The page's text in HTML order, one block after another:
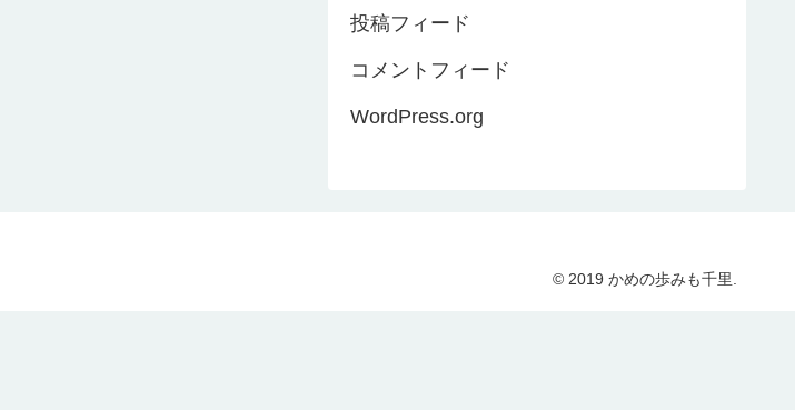
投稿フィード
コメントフィード
WordPress.org
© 2019 かめの歩みも千里.